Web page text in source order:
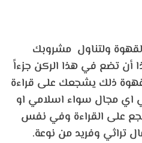
ولتناول مشروبك
أن تضع في هذا الركن جزءاً
ذلك يشجعك على قراءة
اي مجال سواء اسلامي او
على القراءة وفي نفس
تراثي وفريد من نوعة.